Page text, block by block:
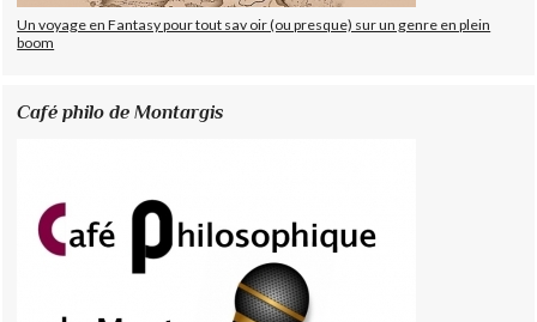
Un voyage en Fantasy pour tout sav oir (ou presque) sur un genre en plein
boom
Café philo de Montargis